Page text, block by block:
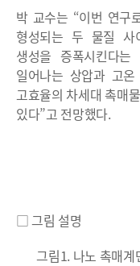
박 교수는 “이번 연구
형성되는 두 물질 사
생성을 증폭시킨다
일어나는 상압과 고
고효율의 차세대 촉매
있다”고 전망했다.
□ 그림 설명
그림1. 나노 촉매